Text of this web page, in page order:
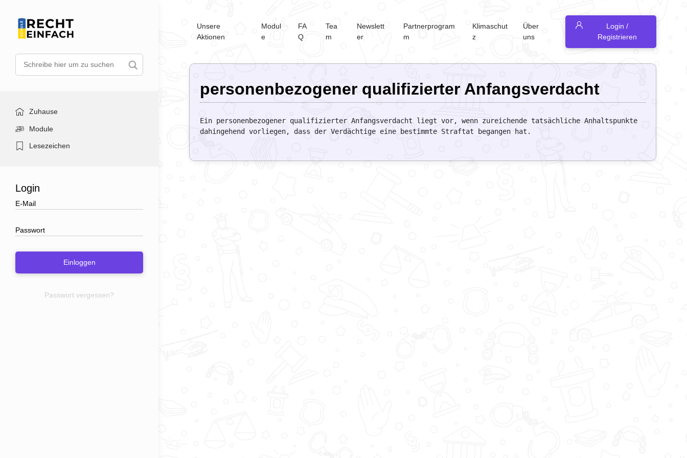
Zuhause
Module
Lesezeichen
Login
Einloggen
Passwort vergessen?
Unsere
Aktionen
Modul
e
FA
Q
Tea
m
Newslett
er
Partnerprogram
m
Klimaschut
z
Über
uns
Login /
Registrieren
personenbezogener qualifizierter Anfangsverdacht
Ein personenbezogener qualifizierter Anfangsverdacht liegt vor, wenn zureichende tatsächliche Anhaltspunkte
dahingehend vorliegen, dass der Verdächtige eine bestimmte Straftat begangen hat.